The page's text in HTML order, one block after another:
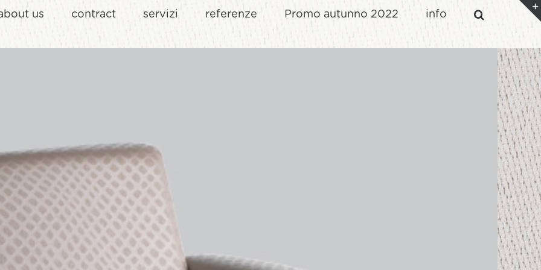
us contract servizi referenze Promo autunno 2022 info